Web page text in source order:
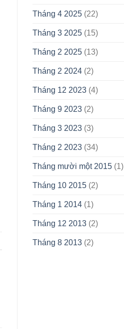
Tháng 4 2025(22)
Tháng 3 2025(15)
Tháng 2 2025(13)
Tháng 2 2024(2)
Tháng 12 2023(4)
Tháng 9 2023(2)
Tháng 3 2023(3)
Tháng 2 2023(34)
Tháng mười một 2015(1)
Tháng 10 2015(2)
Tháng 1 2014(1)
Tháng 12 2013(2)
Tháng 8 2013(2)